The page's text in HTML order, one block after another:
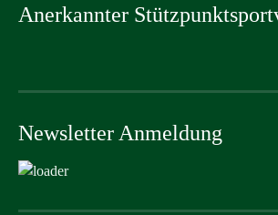
Anerkannter
Newsletter Anmeldung